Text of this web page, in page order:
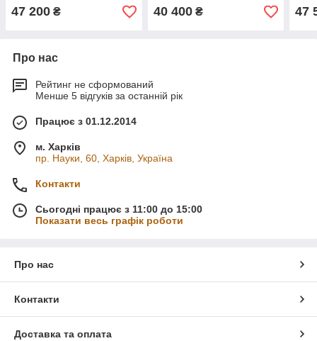
47 200 ₴ 40 400₴ 47
Про нас
Рейтинг не сформований
Менше 5 відгуків за останній рік
Працює з 01.12.2014
м. Харків
пр. Науки, 60, Харків, Україна
Контакти
Сьогодні працює з 11:00 до 15:00
Показати весь графік роботи
Про нас
Контакти
Доставка та оплата